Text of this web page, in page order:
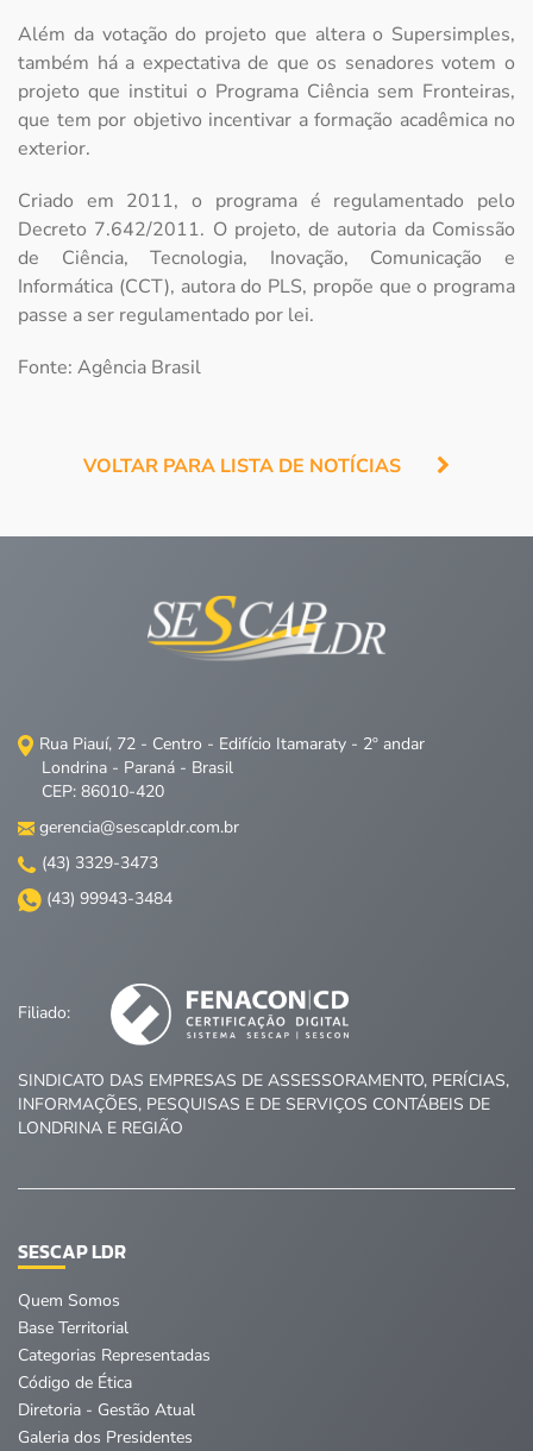
Além da votação do projeto que altera o Supersimples,
também há a expectativa de que os senadores votem o
projeto que institui o Programa Ciência sem Fronteiras,
que tem por objetivo incentivar a formação acadêmica no
exterior.
Criado em 2011, o programa é regulamentado pelo
Decreto 7.642/2011. O projeto, de autoria da Comissão
de Ciência, Tecnologia, Inovação, Comunicação e
Informática (CCT), autora do PLS, propõe que o programa
passe a ser regulamentado por lei.
Fonte: Agência Brasil
VOLTAR PARA LISTA DE NOTÍCIAS
Rua Piauí, 72 - Centro - Edifício Itamaraty - 2º andar
Londrina - Paraná - Brasil
CEP: 86010-420
gerencia@sescapldr.com.br
(43) 3329-3473
(43) 99943-3484
Filiado:
SINDICATO DAS EMPRESAS DE ASSESSORAMENTO, PERÍCIAS,
INFORMAÇÕES, PESQUISAS E DE SERVIÇOS CONTÁBEIS DE
LONDRINA E REGIÃO
SESCAP LDR
Quem Somos
Base Territorial
Categorias Representadas
Código de Ética
Diretoria - Gestão Atual
Galeria dos Presidentes